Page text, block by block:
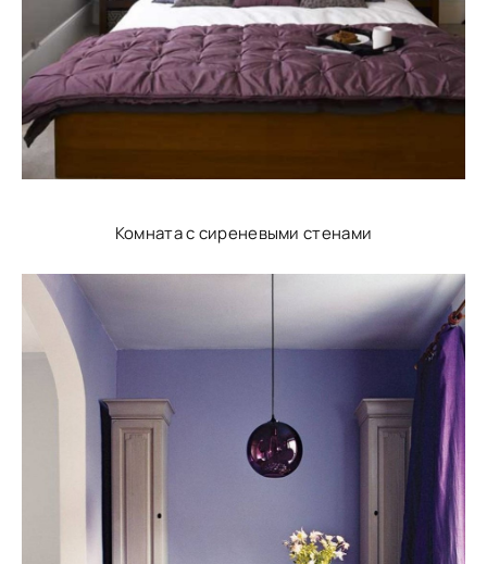
Комната с сиреневыми стенами